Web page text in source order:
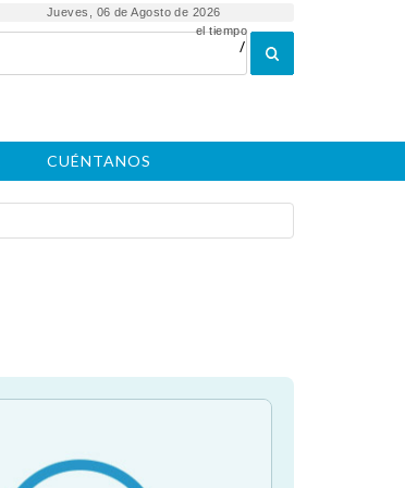
Jueves, 06 de Agosto de 2026
/
el tiempo
CUÉNTANOS